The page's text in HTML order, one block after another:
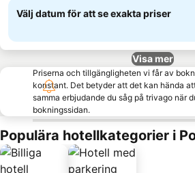
Välj datum för att se exakta priser
Visa mer
Priserna och tillgängligheten vi får av
konstant. Det betyder att det kan hända
samma erbjudande du såg på trivago när
bokningssidan.
Populära hotellkategorier i